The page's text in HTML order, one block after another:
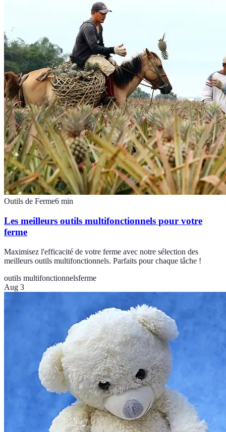
Outils de Ferme6 min
Les meilleurs outils multifonctionnels pour votre
ferme
Maximisez l'efficacité de votre ferme avec notre sélection des
meilleurs outils multifonctionnels. Parfaits pour chaque tâche !
outils multifonctionnelsferme
Aug 3